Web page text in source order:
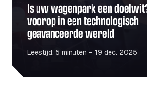
Is uw wagenpark een
voorop in een technologisch
geavanceerde wereld
Leestijd: 5 minuten – 19 dec. 2025